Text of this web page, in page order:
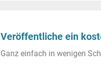
Veröffentliche ein
Ganz einfach in wenigen